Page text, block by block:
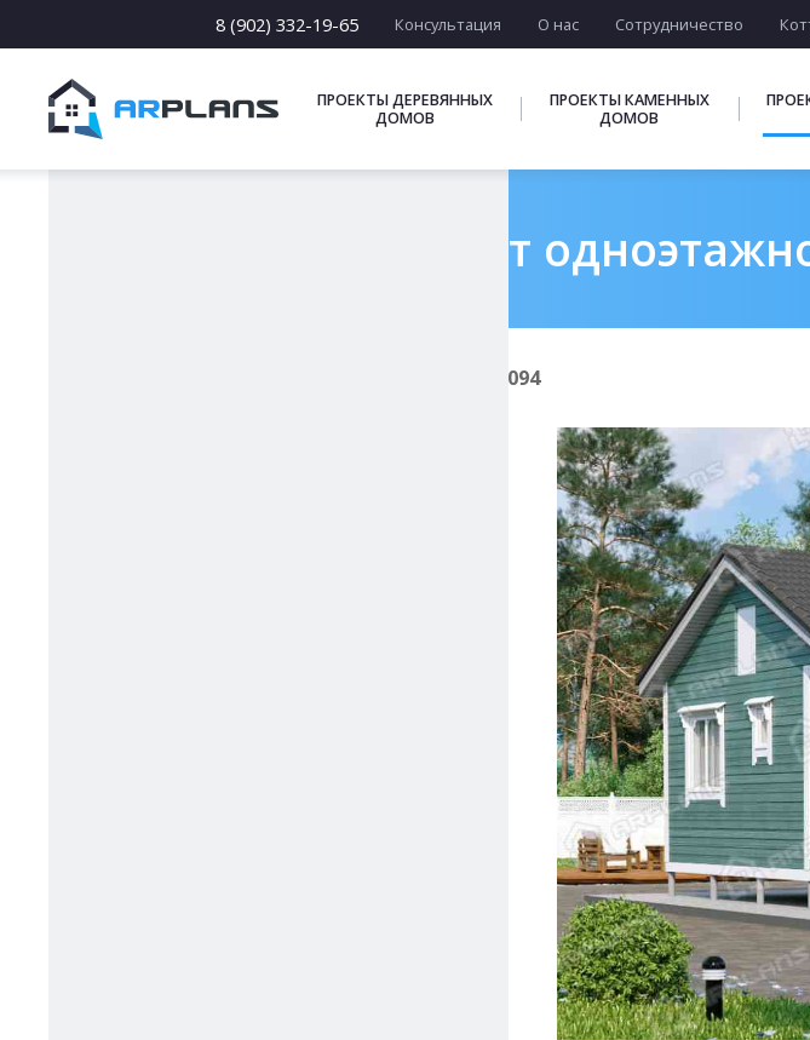
8 (902) 332-19-65 Консультация О нас Сотрудничество
ПРОЕКТЫ ДЕРЕВЯННЫХ
ДОМОВ
ПРОЕКТЫ КАМЕННЫХ
ДОМОВ
Готовый проект
И-094